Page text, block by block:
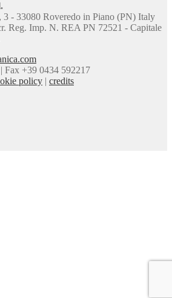
- 33080 Roveredo in Piano (PN) Italy
Reg. Imp. N. REA PN 72521 - Capitale
Fax +39 0434 592217
policy
credits